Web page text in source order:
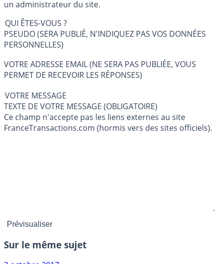
un administrateur du site.
QUI ÊTES-VOUS ?
PSEUDO (SERA PUBLIÉ, N'INDIQUEZ PAS VOS DONNÉES
PERSONNELLES)
VOTRE ADRESSE EMAIL (NE SERA PAS PUBLIÉE, VOUS
PERMET DE RECEVOIR LES RÉPONSES)
VOTRE MESSAGE
TEXTE DE VOTRE MESSAGE (OBLIGATOIRE)
Ce champ n'accepte pas les liens externes au site
FranceTransactions.com (hormis vers des sites officiels).
Sur le même sujet